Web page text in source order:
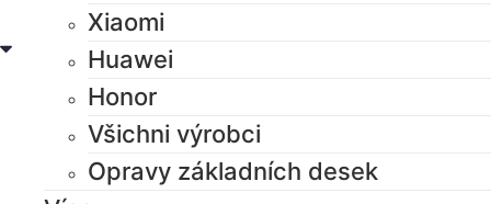
Xiaomi
Huawei
Honor
Všichni výrobci
Opravy základních desek